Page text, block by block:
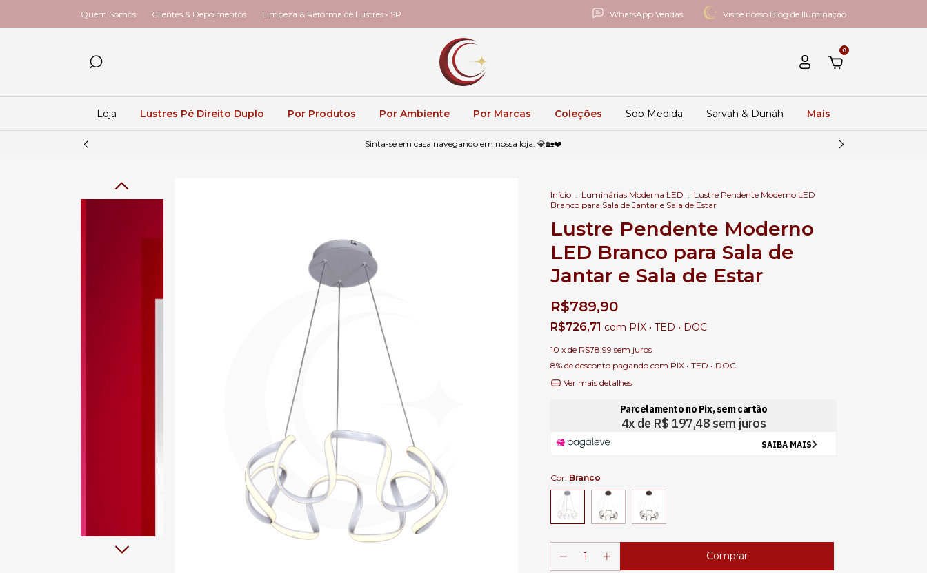
Quem Somos Clientes & Depoimentos Limpeza & Reforma de Lustres • SP WhatsApp Vendas Visite nosso Blog de Iluminação
0
Loja Lustres Pé Direito Duplo Por Produtos Por Ambiente Por Marcas Coleções Sob Medida Sarvah & Dunáh Mais
Sinta-se em casa navegando em nossa loja. 💎🏡❤️
Início . Luminárias Moderna LED . Lustre Pendente Moderno LED
Branco para Sala de Jantar e Sala de Estar
Lustre Pendente Moderno
LED Branco para Sala de
Jantar e Sala de Estar
R$789,90
R$726,71 com PIX • TED • DOC
10 x de R$78,99 sem juros
8% de desconto pagando com PIX • TED • DOC
Ver mais detalhes
Cor: Branco